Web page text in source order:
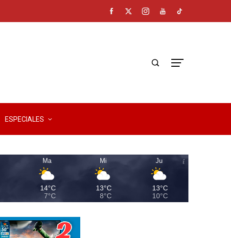
ESPECIALES
Ma
14°C
7°C
Mi
13°C
8°C
Ju
13°C
10°C